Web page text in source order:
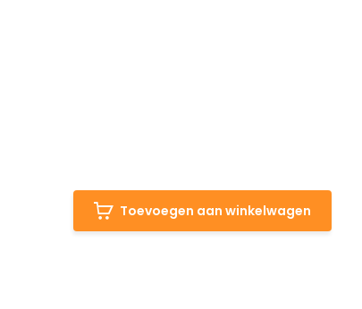
Toevoegen aan winkelwagen